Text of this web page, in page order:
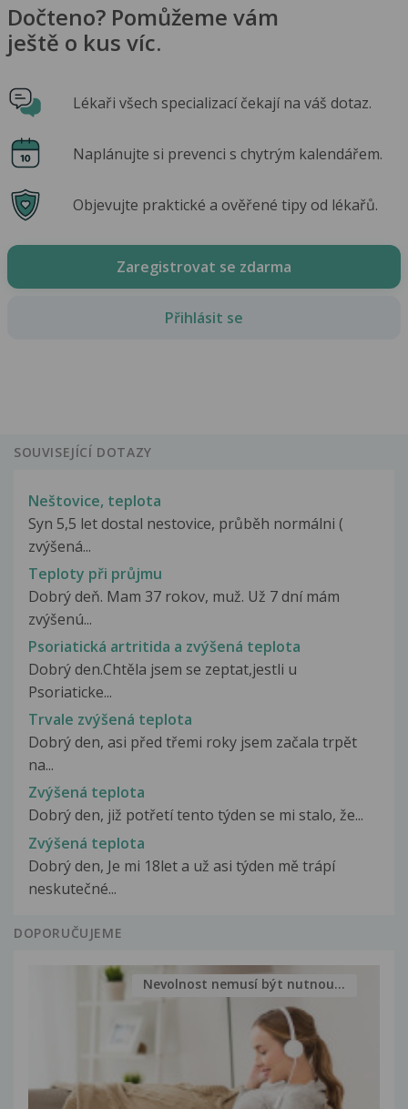
Dočteno? Pomůžeme vám
ještě o kus víc.
Lékaři všech specializací čekají na váš dotaz.
Naplánujte si prevenci s chytrým kalendářem.
Objevujte praktické a ověřené tipy od lékařů.
Zaregistrovat se zdarma
Přihlásit se
SOUVISEJÍCÍ DOTAZY
Neštovice, teplota
Syn 5,5 let dostal nestovice, průběh normálni (
zvýšená...
Teploty při průjmu
Dobrý deň. Mam 37 rokov, muž. Už 7 dní mám
zvýšenú...
Psoriatická artritida a zvýšená teplota
Dobrý den.Chtěla jsem se zeptat,jestli u
Psoriaticke...
Trvale zvýšená teplota
Dobrý den, asi před třemi roky jsem začala trpět
na...
Zvýšená teplota
Dobrý den, již potřetí tento týden se mi stalo, že...
Zvýšená teplota
Dobrý den, Je mi 18let a už asi týden mě trápí
neskutečné...
DOPORUČUJEME
Nevolnost nemusí být nutnou...